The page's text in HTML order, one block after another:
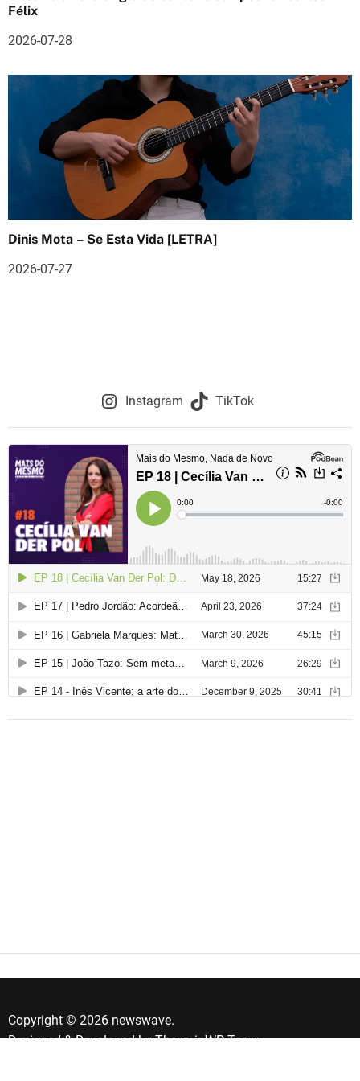
s
Félix
2026-07-28
Dinis Mota – Se Esta Vida [LETRA]
2026-07-27
Instagram TikTok
Copyright © 2026 newswave.
Designed & Developed byThemeinWP Team